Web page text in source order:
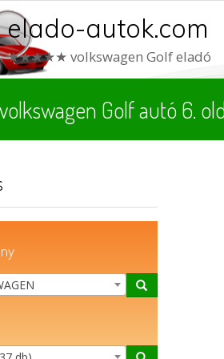
elado-autok.com
★★★★★ volkswagen Golf eladó
Golf autó 6.